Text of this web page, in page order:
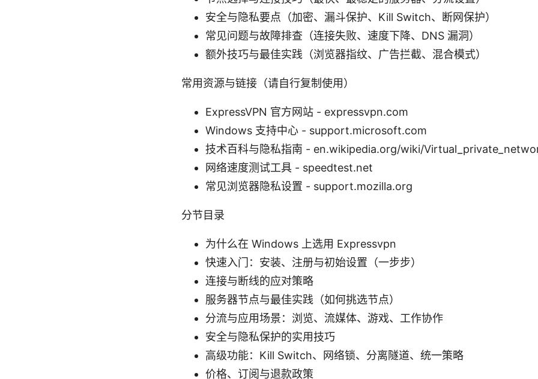
安全与隐私要点（加密、漏斗保护、Kill Switch、断网保护）
常见问题与故障排查（连接失败、速度下降、DNS 漏洞）
额外技巧与最佳实践（浏览器指纹、广告拦截、混合模式）
常用资源与链接（请自行复制使用）
ExpressVPN 官方网站 - expressvpn.com
Windows 支持中心 - support.microsoft.com
技术百科与隐私指南 - en.wikipedia.org/wiki/
网络速度测试工具 - speedtest.net
常见浏览器隐私设置 - support.mozilla.org
分节目录
为什么在 Windows 上选用 Expressvpn
快速入门：安装、注册与初始设置（一步步）
连接与断线的应对策略
服务器节点与最佳实践（如何挑选节点）
分流与应用场景：浏览、流媒体、游戏、工作协作
安全与隐私保护的实用技巧
高级功能：Kill Switch、网络锁、分离隧道、统一策略
价格、订阅与退款政策